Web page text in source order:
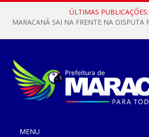
ÚLTIMAS PUBLICAÇÕES:
MENU